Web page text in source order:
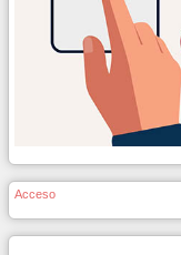
Acceso